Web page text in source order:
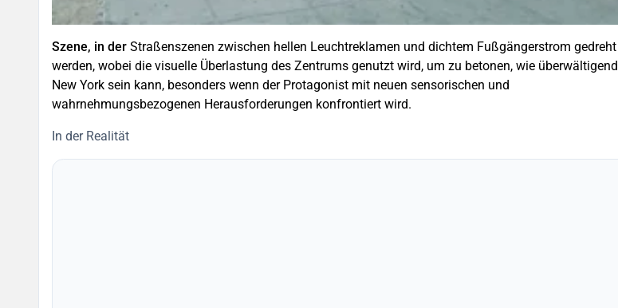
Szene, in der Straßenszenen zwischen hellen Leuchtreklamen und dichtem Fußgängerstrom gedreht
werden, wobei die visuelle Überlastung des Zentrums genutzt wird, um zu betonen, wie überwältigend
New York sein kann, besonders wenn der Protagonist mit neuen sensorischen und
wahrnehmungsbezogenen Herausforderungen konfrontiert wird.
In der Realität